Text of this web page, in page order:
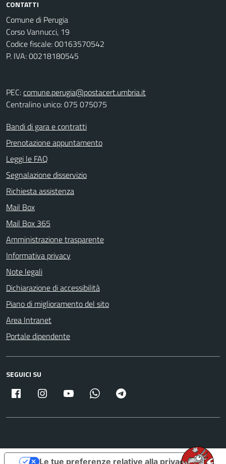
CONTATTI
Comune di Perugia
Corso Vannucci, 19
Codice fiscale: 00163570542
P. IVA: 00218180545
PEC:comune.perugia@postacert.umbria.it
Centralino unico: 075 075075
Bandi di gara e contratti
Prenotazione appuntamento
Leggi le FAQ
Segnalazione disservizio
Richiesta assistenza
Mail Box
Mail Box 365
Amministrazione trasparente
Informativa privacy
Note legali
Dichiarazione di accessibilità
Piano di miglioramento del sito
Area Intranet
Portale dipendente
SEGUICI SU
Facebook Instagram Youtube Whatsapp
Le tue preferenze relative alla privacy